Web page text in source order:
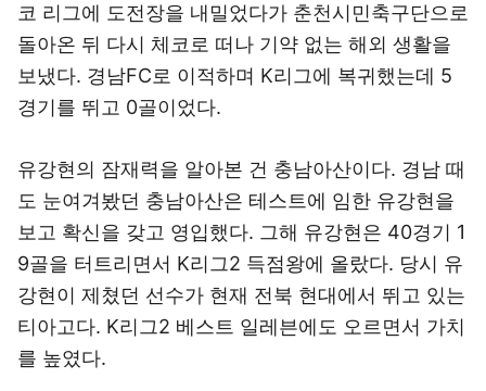
코 리그에 도전장을 내밀었다가 춘천시민축구단으로
돌아온 뒤 다시 체코로 떠나 기약 없는 해외 생활을
보냈다. 경남FC로 이적하며 K리그에 복귀했는데 5
경기를 뛰고 0골이었다.
유강현의 잠재력을 알아본 건 충남아산이다. 경남 때
도 눈여겨봤던 충남아산은 테스트에 임한 유강현을
보고 확신을 갖고 영입했다. 그해 유강현은 40경기 1
9골을 터트리면서 K리그2 득점왕에 올랐다. 당시 유
강현이 제쳤던 선수가 현재 전북 현대에서 뛰고 있는
티아고다. K리그2 베스트 일레븐에도 오르면서 가치
를 높였다.